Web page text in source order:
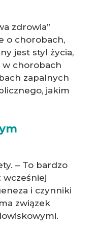
zdrowia”
o chorobach,
jest styl życia,
w chorobach
zapalnych
jakim
– To bardzo
i czynniki
związek